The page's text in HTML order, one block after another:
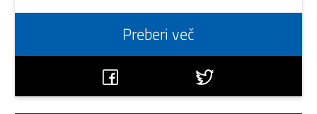
Preberi več